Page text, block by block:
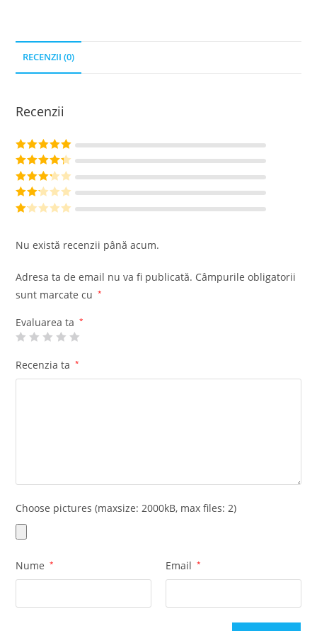
RECENZII (0)
Recenzii
Evaluat la5
din 5
Evaluat la
4din 5
Evaluat
la3din
Evalu
1
n
Nu există recenzii până acum.
Adresa ta de email nu va fi publicată. Câmpurile obligatorii
sunt marcate cu
*
Evaluarea ta *
Recenzia ta *
Choose pictures (maxsize: 2000kB, max files: 2)
Nume * Email *